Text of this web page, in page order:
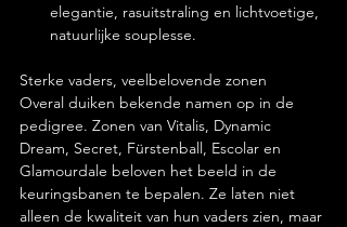
elegantie, rasuitstraling en lichtvoetige,
natuurlijke souplesse.
Sterke vaders, veelbelovende zonen
Overal duiken bekende namen op in de
pedigree. Zonen van Vitalis, Dynamic
Dream, Secret, Fürstenball, Escolar en
Glamourdale beloven het beeld in de
keuringsbanen te bepalen. Ze laten niet
alleen de kwaliteit van hun vaders zien, maar